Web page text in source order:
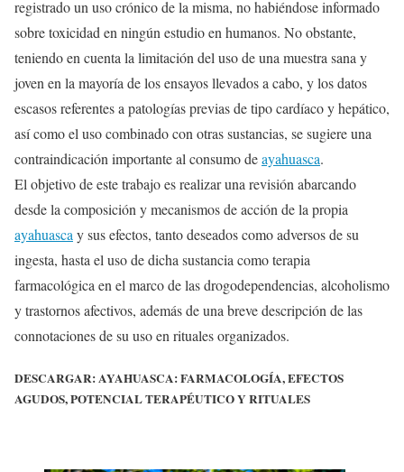
registrado un uso crónico de la misma, no habiéndose informado
sobre toxicidad en ningún estudio en humanos. No obstante,
teniendo en cuenta la limitación del uso de una muestra sana y
joven en la mayoría de los ensayos llevados a cabo, y los datos
escasos referentes a patologías previas de tipo cardíaco y hepático,
así como el uso combinado con otras sustancias, se sugiere una
contraindicación importante al consumo deayahuasca.
El objetivo de este trabajo es realizar una revisión abarcando
desde la composición y mecanismos de acción de la propia
ayahuasca y sus efectos, tanto deseados como adversos de su
ingesta, hasta el uso de dicha sustancia como terapia
farmacológica en el marco de las drogodependencias, alcoholismo
y trastornos afectivos, además de una breve descripción de las
connotaciones de su uso en rituales organizados.
DESCARGAR: AYAHUASCA: FARMACOLOGÍA, EFECTOS
AGUDOS, POTENCIAL TERAPÉUTICO Y RITUALES